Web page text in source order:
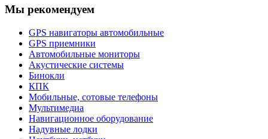
Мы рекомендуем
GPS навигаторы автомобильные
GPS приемники
Автомобильные мониторы
Акустические системы
Бинокли
КПК
Мобильные, сотовые телефоны
Мультимедиа
Навигационное оборудование
Надувные лодки